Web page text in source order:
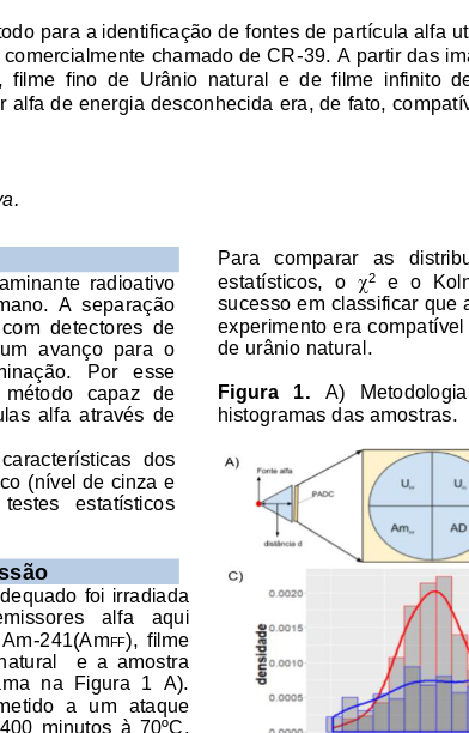
para a identificação de fontes de partícula alfa
chamado de CR-39. A partir das
filme  fino  de  Urânio  natural  e  de  filme  infinito
alfa de energia desconhecida era, de fato,
radioativo
A  separação
detectores  de
avanço  para  o
Por   esse
método   capaz  de
alfa  através  de
cterísticas  dos
(nível de cinza e
testes   estatísticos
são
foi irradiada
alfa   aqui
-241(AmFF),  filme
e  a  amostra
na  Figura  1  A).
a
um  ataque
minutos  à  70ºC.
Para   comparar   as
estatísticos,  o 2 e  o
sucesso em classificar que
experimento era
de urânio natural.
Figura   1.
A)
histogramas das amostras.